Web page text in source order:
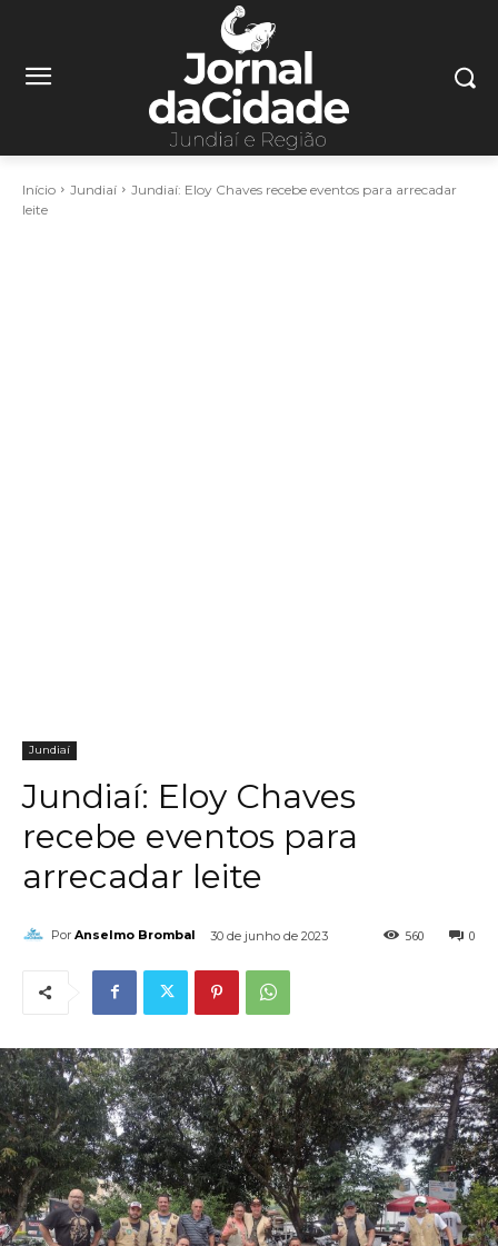
Início Jundiaí
Jundiaí: Eloy Chaves recebe eventos para arrecadar
leite
Jundiaí
Jundiaí: Eloy Chaves
recebe eventos para
arrecadar leite
Por Anselmo Brombal 30 de junho de 2023 0
560